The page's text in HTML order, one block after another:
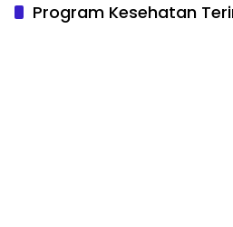
Program Kesehatan